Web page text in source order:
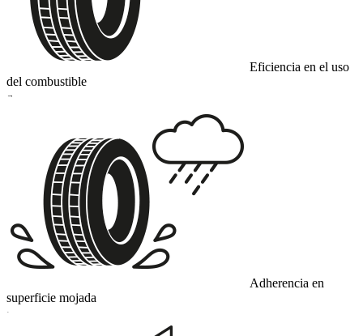
Eficiencia en el uso
del combustible
E
Adherencia en
superficie mojada
C